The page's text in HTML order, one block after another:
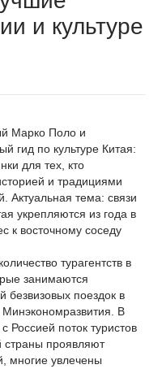
и культуре
Марко Поло и
гид по культуре Китая:
для тех, кто
и традициями
Актуальная тема: связи
укрепляются из года в
к восточному соседу
турагентств в
занимаются
безвизовых поездок в
В
Россией поток туристов
страны проявляют
многие увлечены